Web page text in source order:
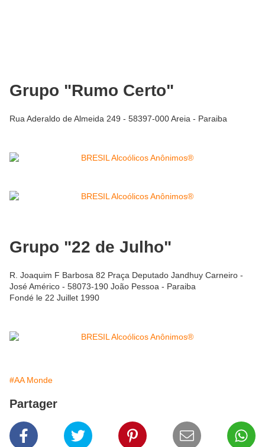
Grupo "Rumo Certo"
Rua Aderaldo de Almeida 249 - 58397-000 Areia - Paraiba
Grupo "22 de Julho"
R. Joaquim F Barbosa 82 Praça Deputado Jandhuy Carneiro -
José Américo - 58073-190 João Pessoa - Paraiba
Fondé le 22 Juillet 1990
#AA Monde
Partager